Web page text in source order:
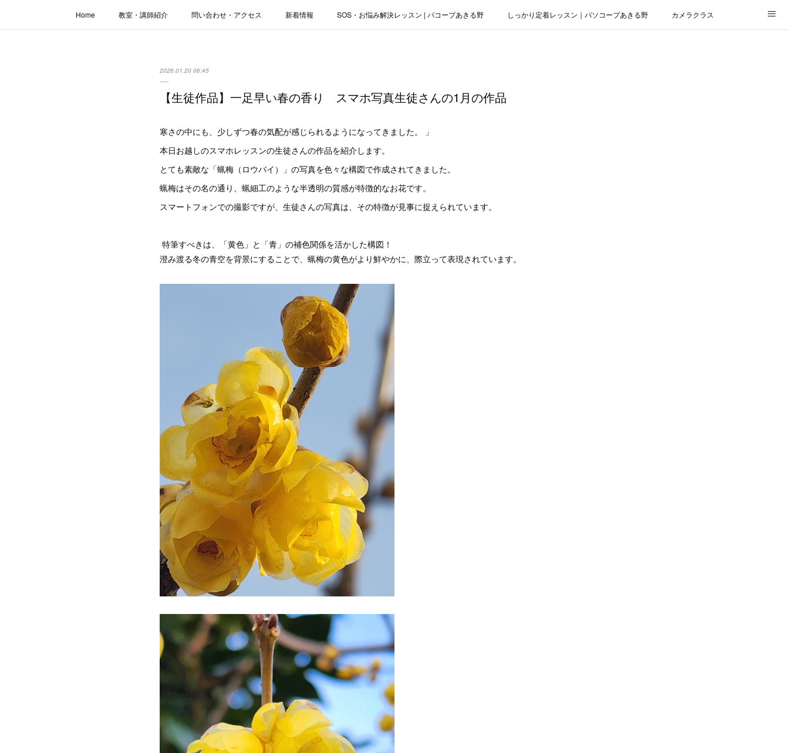
Home 教室・講師紹介 問い合わせ・アクセス 新着情報 SOS・お悩み解決レッスン | パコープあきる野 しっかり定着レッスン｜パソコープあきる野 カメラクラス
2026.01.20 06:45
【生徒作品】一足早い春の香り スマホ写真生徒さんの1月の作品
寒さの中にも、少しずつ春の気配が感じられるようになってきました。 」
本日お越しのスマホレッスンの生徒さんの作品を紹介します。
とても素敵な「蝋梅（ロウバイ）」の写真を色々な構図で作成されてきました。
蝋梅はその名の通り、蝋細工のような半透明の質感が特徴的なお花です。
スマートフォンでの撮影ですが、生徒さんの写真は、その特徴が見事に捉えられています。
特筆すべきは、「黄色」と「青」の補色関係を活かした構図！
澄み渡る冬の青空を背景にすることで、蝋梅の黄色がより鮮やかに、際立って表現されています。